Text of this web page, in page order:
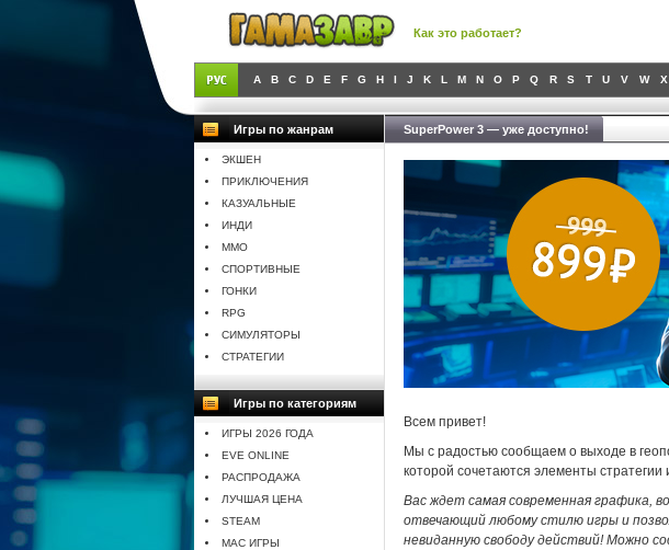
Как это работает?
A B C D E F G H I J K L M N O P Q R S T U V W X
Игры по жанрам
ЭКШЕН
ПРИКЛЮЧЕНИЯ
КАЗУАЛЬНЫЕ
ИНДИ
MMO
СПОРТИВНЫЕ
ГОНКИ
RPG
СИМУЛЯТОРЫ
СТРАТЕГИИ
Игры по категориям
ИГРЫ 2026 ГОДА
EVE ONLINE
РАСПРОДАЖА
ЛУЧШАЯ ЦЕНА
STEAM
MAC ИГРЫ
SuperPower 3 — уже доступно!
Всем привет!
Мы с радостью сообщаем о выходе в
которой сочетаются элементы
Вас ждет самая современная графика,
отвечающий любому стилю игры и
невиданную свободу действий! Можно